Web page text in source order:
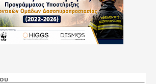
Δελτίο Τύπου